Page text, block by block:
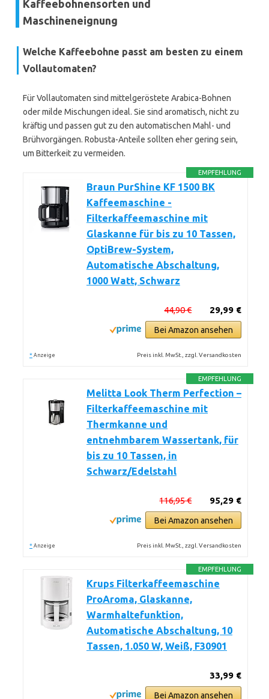
Kaffeebohnensorten und
Maschineneignung
Welche Kaffeebohne passt am besten zu einem
Vollautomaten?
Für Vollautomaten sind mittelgeröstete Arabica-Bohnen
oder milde Mischungen ideal. Sie sind aromatisch, nicht zu
kräftig und passen gut zu den automatischen Mahl- und
Brühvorgängen. Robusta-Anteile sollten eher gering sein,
um Bitterkeit zu vermeiden.
EMPFEHLUNG
Braun PurShine KF 1500 BK
Kaffeemaschine -
Filterkaffeemaschine mit
Glaskanne für bis zu 10 Tassen,
OptiBrew-System,
Automatische Abschaltung,
1000 Watt, Schwarz
29,99 €
44,90 €
Bei Amazon ansehen
* Anzeige Preis inkl. MwSt., zzgl. Versandkosten
EMPFEHLUNG
Melitta Look Therm Perfection –
Filterkaffeemaschine mit
Thermkanne und
entnehmbarem Wassertank, für
bis zu 10 Tassen, in
Schwarz/Edelstahl
95,29 €
116,95 €
Bei Amazon ansehen
* Anzeige Preis inkl. MwSt., zzgl. Versandkosten
EMPFEHLUNG
Krups Filterkaffeemaschine
ProAroma, Glaskanne,
Warmhaltefunktion,
Automatische Abschaltung, 10
Tassen, 1.050 W, Weiß, F30901
33,99 €
Bei Amazon ansehen